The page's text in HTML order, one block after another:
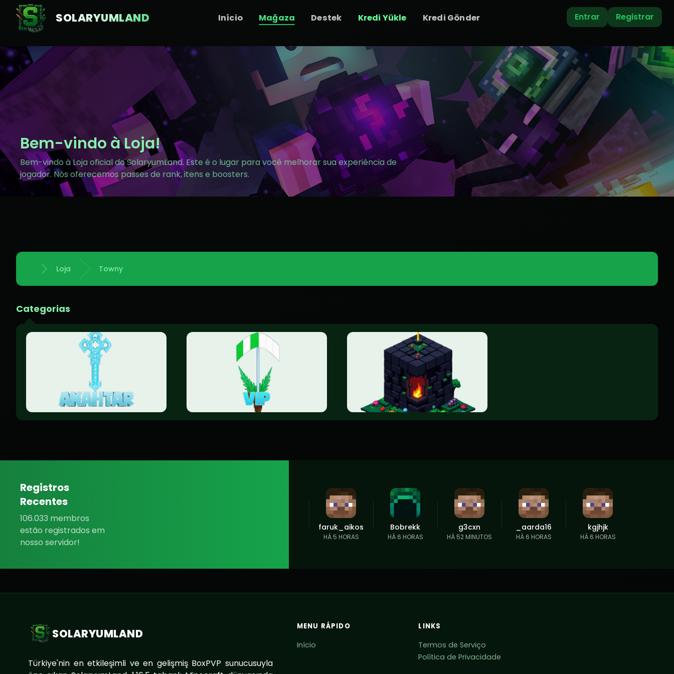
Entrar Registrar
SOLARYUMLAND Início Mağaza Destek Kredi Yükle Kredi Gönder
Bem-vindo à Loja!
Bem-vindo à Loja oficial do SolaryumLand. Este é o lugar para você melhorar sua experiência de
jogador. Nós oferecemos passes de rank, itens e boosters.
Início Loja Towny
Categorias
Registros
Recentes
106.033 membros
estão registrados em
nosso servidor!
faruk_aikos
HÁ 5 HORAS
Bobrekk
HÁ 6 HORAS
g3cxn
HÁ 52 MINUTOS
_aarda16
HÁ 6 HORAS
kgjhjk
HÁ 6 HORAS
SOLARYUMLAND
Türkiye'nin en etkileşimli ve en gelişmiş BoxPVP sunucusuyla
MENU RÁPIDO
Início
LINKS
Termos de Serviço
Política de Privacidade